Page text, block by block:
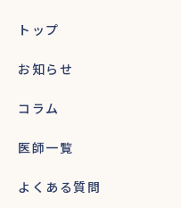
トップ
お知らせ
コラム
医師一覧
よくある質問